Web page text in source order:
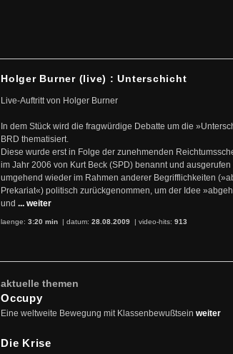
Holger Burner (live) : Unterschicht
Live-Auftritt von Holger Burner
In dem Stück wird die fragwürdige Debatte um die
BRD thematisiert.
Diese wurde erst in Folge der zunehmenden
im Jahr 2006 von Kurt Beck (SPD) benannt und ausgerufen
umgehend wieder im Rahmen anderer Begrifflichkeiten
Prekariat«) politisch zurückgenommen, um der Idee
und ... weiter
laenge: 3:20 min | datum: 28.08.2009 | video-hits: 913
aktuelle themen
Occupy
Eine weltweite Bewegung mit Klassenbewußtsein weiter
Die Krise